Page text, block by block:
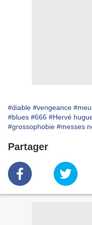
#diable #vengeance
#blues #666 #Hervé
#grossophobie #messes
Partager